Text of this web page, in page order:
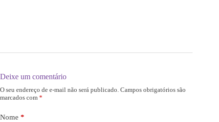
Deixe um comentário
O seu endereço de e-mail não será publicado. Campos obrigatórios são
marcados com *
Nome *